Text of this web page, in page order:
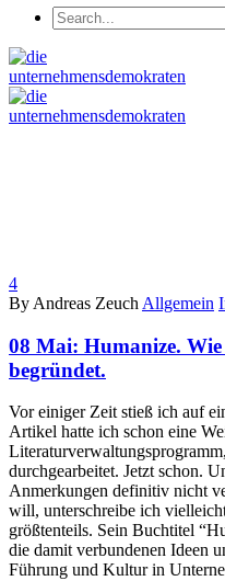
4
By Andreas Zeuch Allgemein
08 Mai: Humanize.
begründet.
Vor einiger Zeit stieß ich auf
Artikel hatte ich schon eine
durchgearbeitet. Jetzt schon.
Anmerkungen definitiv nicht
will, unterschreibe ich
größtenteils. Sein Buchtitel
die damit verbundenen Ideen
Führung und Kultur in